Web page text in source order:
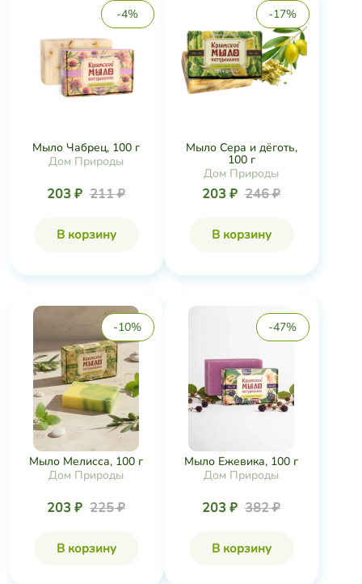
-4%
Мыло Чабрец, 100 г
Дом Природы
203 ₽ 211 ₽
В корзину
-17%
Мыло Сера и дёготь,
100 г
Дом Природы
203 ₽ 246 ₽
В корзину
-10%
Мыло Мелисса, 100 г
Дом Природы
203 ₽ 225 ₽
В корзину
-47%
Мыло Ежевика, 100 г
Дом Природы
203 ₽ 382 ₽
В корзину